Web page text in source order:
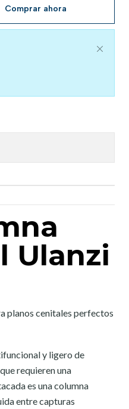
Comprar ahora
Ulanzi
planos cenitales perfectos
y ligero de
requieren una
es una columna
entre capturas